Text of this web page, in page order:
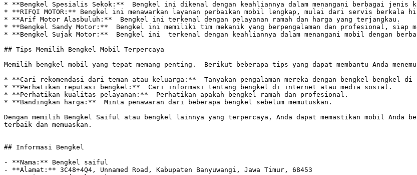
* **Bengkel Spesialis Sekok:**  Bengkel ini dikenal dengan keahliannya dalam menangani berbagai jenis
* **RIFQI MOTOR:** Bengkel ini menawarkan layanan perbaikan mobil lengkap, mulai dari servis berkala
* **Arif Motor Alasbuluh:**  Bengkel ini terkenal dengan pelayanan ramah dan harga yang terjangkau.
* **Bengkel Sandy Motor:**  Bengkel ini memiliki tim mekanik yang berpengalaman dan profesional, siap
* **Bengkel Sujak Motor:**  Bengkel ini  terkenal dengan keahliannya dalam menangani mobil dengan
## Tips Memilih Bengkel Mobil Terpercaya
Memilih bengkel mobil yang tepat memang penting.  Berikut beberapa tips yang dapat membantu Anda
* **Cari rekomendasi dari teman atau keluarga:**  Tanyakan pengalaman mereka dengan bengkel-bengkel di
* **Perhatikan reputasi bengkel:**  Cari informasi tentang bengkel di internet atau media sosial.
* **Perhatikan kualitas pelayanan:**  Perhatikan apakah bengkel ramah dan profesional.
* **Bandingkan harga:**  Minta penawaran dari beberapa bengkel sebelum memutuskan.
Dengan memilih Bengkel Saiful atau bengkel lainnya yang terpercaya, Anda dapat memastikan mobil Anda
terbaik dan memuaskan.
## Informasi Bengkel
- **Nama:** Bengkel saiful
- **Alamat:** 3C48+4Q4, Unnamed Road, Kabupaten Banyuwangi, Jawa Timur, 68453